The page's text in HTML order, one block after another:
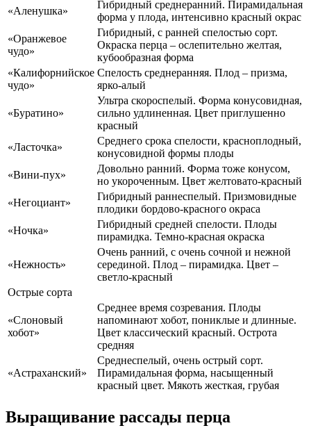
«Аленушка»
Гибридный среднеранний. Пирамидальная
форма у плода, интенсивно красный окрас
«Оранжевое
чудо»
Гибридный, с ранней спелостью сорт.
Окраска перца – ослепительно желтая,
кубообразная форма
«Калифорнийское
чудо»
Спелость среднеранняя. Плод – призма,
ярко-алый
«Буратино»
Ультра скороспелый. Форма конусовидная,
сильно удлиненная. Цвет приглушенно
красный
«Ласточка»
Среднего срока спелости, красноплодный,
конусовидной формы плоды
«Вини-пух»
Довольно ранний. Форма тоже конусом,
но укороченным. Цвет желтовато-красный
«Негоциант»
Гибридный раннеспелый. Призмовидные
плодики бордово-красного окраса
«Ночка»
Гибридный средней спелости. Плоды
пирамидка. Темно-красная окраска
«Нежность»
Очень ранний, с очень сочной и нежной
серединой. Плод – пирамидка. Цвет –
светло-красный
Острые сорта
«Слоновый
хобот»
Среднее время созревания. Плоды
напоминают хобот, пониклые и длинные.
Цвет классический красный. Острота
средняя
«Астраханский»
Среднеспелый, очень острый сорт.
Пирамидальная форма, насыщенный
красный цвет. Мякоть жесткая, грубая
Выращивание рассады перца